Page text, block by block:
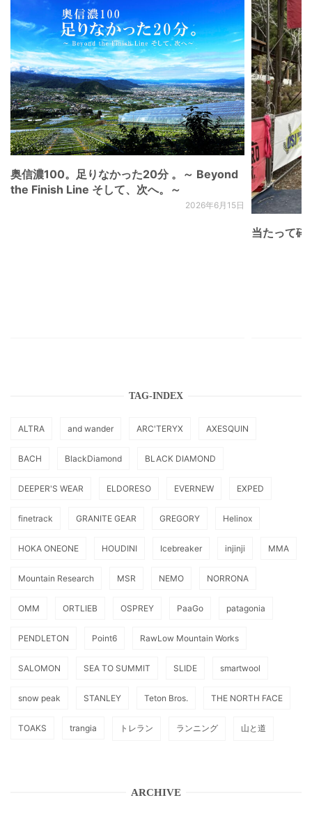
奥信濃100。足りなかった20分 。～ Beyond
the Finish Line そして、次へ。～
2026年6月15日
当たって砕
TAG-INDEX
ALTRA and wander ARC'TERYX AXESQUIN
BACH BlackDiamond BLACK DIAMOND
DEEPER'S WEAR ELDORESO EVERNEW EXPED
finetrack GRANITE GEAR GREGORY Helinox
HOKA ONEONE HOUDINI Icebreaker injinji MMA
Mountain Research MSR NEMO NORRONA
OMM ORTLIEB OSPREY PaaGo patagonia
PENDLETON Point6 RawLow Mountain Works
SALOMON SEA TO SUMMIT SLIDE smartwool
snow peak STANLEY Teton Bros. THE NORTH FACE
TOAKS trangia トレラン ランニング 山と道
ARCHIVE